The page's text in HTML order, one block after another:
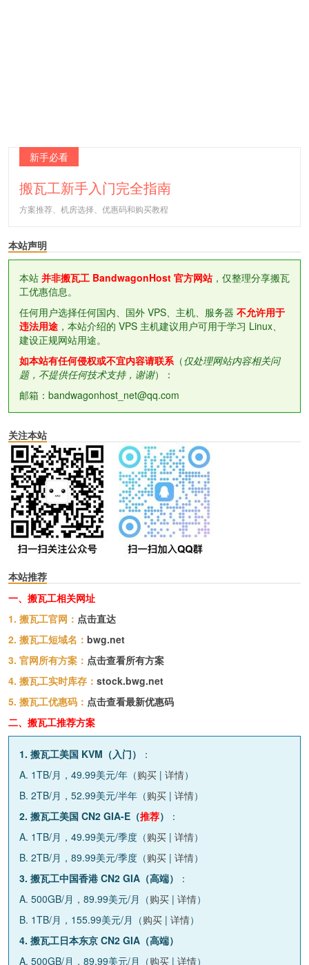
新手必看
搬瓦工新手入门完全指南
方案推荐、机房选择、优惠码和购买教程
本站声明
本站 并非搬瓦工 BandwagonHost 官方网站，仅整理分享搬瓦
工优惠信息。
任何用户选择任何国内、国外 VPS、主机、服务器 不允许用于
违法用途 ，本站介绍的 VPS 主机建议用户可用于学习 Linux、
建设正规网站用途。
如本站有任何侵权或不宜内容请联系（仅处理网站内容相关问
题，不提供任何技术支持，谢谢）：
邮箱：bandwagonhost_net@qq.com
关注本站
本站推荐
一、搬瓦工相关网址
1. 搬瓦工官网： 点击直达
2. 搬瓦工短域名： bwg.net
3. 官网所有方案： 点击查看所有方案
4. 搬瓦工实时库存： stock.bwg.net
5. 搬瓦工优惠码： 点击查看最新优惠码
二、搬瓦工推荐方案
1. 搬瓦工美国 KVM（入门）
：
A. 1TB/月，49.99美元/年（购买 | 详情）
B. 2TB/月，52.99美元/半年（购买 | 详情）
2. 搬瓦工美国 CN2 GIA-E（推荐）
：
A. 1TB/月，49.99美元/季度（购买 | 详情）
B. 2TB/月，89.99美元/季度（购买 | 详情）
3. 搬瓦工中国香港 CN2 GIA（高端）
：
A. 500GB/月，89.99美元/月（购买 | 详情）
B. 1TB/月，155.99美元/月（购买 | 详情）
4. 搬瓦工日本东京 CN2 GIA（高端）
A. 500GB/月，89.99美元/月（购买 | 详情）